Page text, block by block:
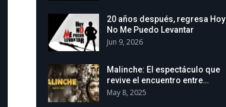
20 años después, regresa Hoy
No Me Puedo Levantar
Jun 9, 2026
Malinche: El espectáculo que
revive el encuentro entre…
May 8, 2025